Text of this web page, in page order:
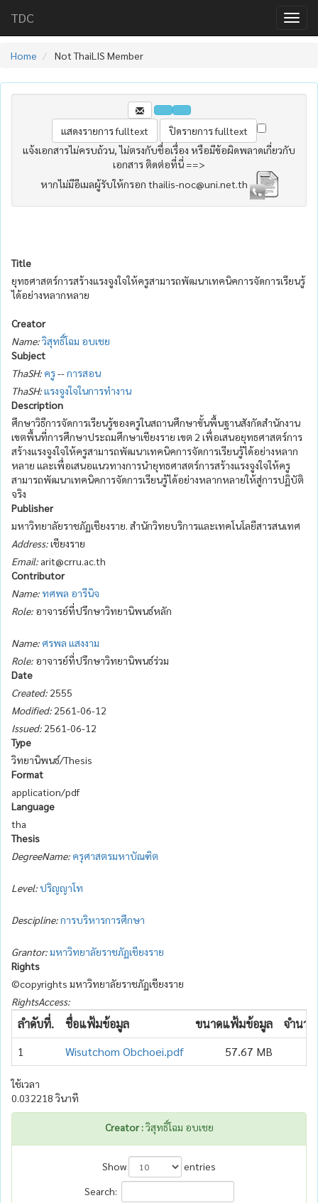
TDC
Home Not ThaiLIS Member
แจ้งเอกสารไม่ครบถ้วน, ไม่ตรงกับชื่อเรื่อง หรือมีข้อผิดพลาดเกี่ยวกับ
เอกสาร ติดต่อที่นี่ ==>
หากไม่มีอีเมลผู้รับให้กรอก thailis-noc@uni.net.th
Title
ยุทธศาสตร์การสร้างแรงจูงใจให้ครูสามารถพัฒนาเทคนิคการจัดการเรียนรู้
ได้อย่างหลากหลาย
Creator
Name:วิสุทธิ์โฉม อบเชย
Subject
ThaSH: ครู--การสอน
ThaSH:แรงจูงใจในการทำงาน
Description
ศึกษาวิธีการจัดการเรียนรู้ของครูในสถานศึกษาขั้นพื้นฐานสังกัดสำนักงาน
เขตพื้นที่การศึกษาประถมศึกษาเชียงราย เขต 2 เพื่อเสนอยุทธศาสตร์การ
สร้างแรงจูงใจให้ครูสามารถพัฒนาเทคนิคการจัดการเรียนรู้ได้อย่างหลาก
หลาย และเพื่อเสนอแนวทางการนำยุทธศาสตร์การสร้างแรงจูงใจให้ครู
สามารถพัฒนาเทคนิคการจัดการเรียนรู้ได้อย่างหลากหลายให้สู่การปฏิบัติ
จริง
Publisher
มหาวิทยาลัยราชภัฏเชียงราย. สำนักวิทยบริการและเทคโนโลยีสารสนเทศ
Address:เชียงราย
Email: arit@crru.ac.th
Contributor
Name:ทศพล อารีนิจ
Role: อาจารย์ที่ปรึกษาวิทยานิพนธ์หลัก
Name: ศรพล แสงงาม
Role: อาจารย์ที่ปรึกษาวิทยานิพนธ์ร่วม
Date
Created: 2555
Modified: 2561-06-12
Issued: 2561-06-12
Type
วิทยานิพนธ์/Thesis
Format
application/pdf
Language
tha
Thesis
DegreeName: ครุศาสตรมหาบัณฑิต
Level:ปริญญาโท
Descipline:การบริหารการศึกษา
Grantor:มหาวิทยาลัยราชภัฏเชียงราย
Rights
©copyrights มหาวิทยาลัยราชภัฏเชียงราย
RightsAccess:
ลำดับที่. ชื่อแฟ้มข้อมูล ขนาดแฟ้มข้อมูล
จำนวน
1
Wisutchom Obchoei.pdf 57.67 MB
ใช้เวลา
0.032218 วินาที
Creator :วิสุทธิ์โฉม อบเชย
Show
entries
Search: